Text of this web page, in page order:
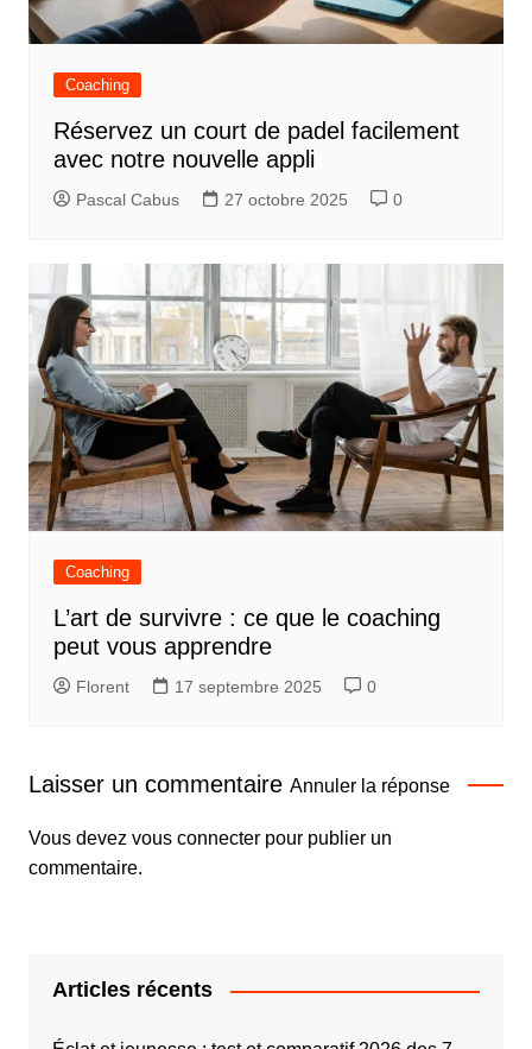
Coaching
Réservez un court de padel facilement
avec notre nouvelle appli
Pascal Cabus 27 octobre 2025 0
Coaching
L’art de survivre : ce que le coaching
peut vous apprendre
Florent 17 septembre 2025 0
Laisser un commentaire Annuler la réponse
Vous devez vous connecterpour publier un
commentaire.
Articles récents